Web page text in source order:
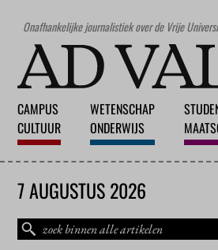
Onafhankelijke journalistiek over de Vrije
CAMPUS
CULTUUR
WETENSCHAP
ONDERWIJS
7 AUGUSTUS 2026